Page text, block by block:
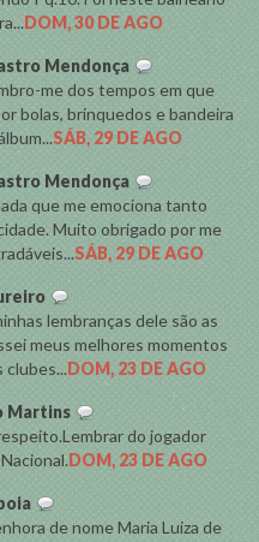
DOM, 30 DE AGO
Mendonça
me dos tempos em que
bolas, brinquedos e bandeira
SÁB, 29 DE AGO
Mendonça
que me emociona tanto
Muito obrigado por me
SÁB, 29 DE AGO
lembranças dele são as
meus melhores momentos
clubes...DOM, 23 DE AGO
Martins
do jogador
DOM, 23 DE AGO
de nome Maria Luiza de